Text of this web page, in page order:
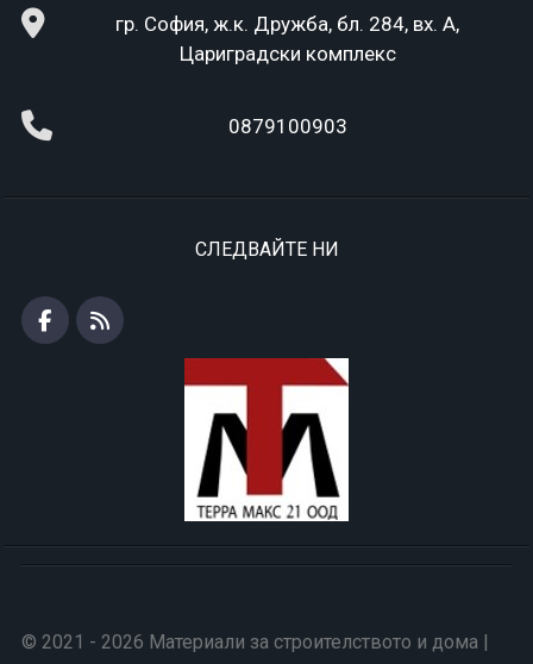
гр. София, ж.к. Дружба, бл. 284, вх. А,
Цариградски комплекс
0879100903
СЛЕДВАЙТЕ НИ
© 2021 - 2026 Материали за строителството и дома |